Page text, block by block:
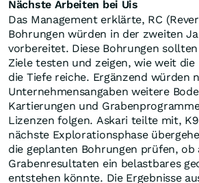
Das Uis-Projekt liegt direkt neben
Zinnmine. Askari verweist darauf,
für Zinn, Lithium und Tantal
benachbarte Mine verfüge laut
über eine JORC (Joint Ore Reserves
Mineralressource von 77,51
Prozent Li2O, 0,15 Prozent Zinn und
liege zudem entlang einer
bereits bekannten Pegmatit-Zielen
Flächen. Das Management erklärte,
die Bedeutung des Zielgebiets,
eigenen Bohrungen. Entscheidend
die an der Oberfläche gemessenen